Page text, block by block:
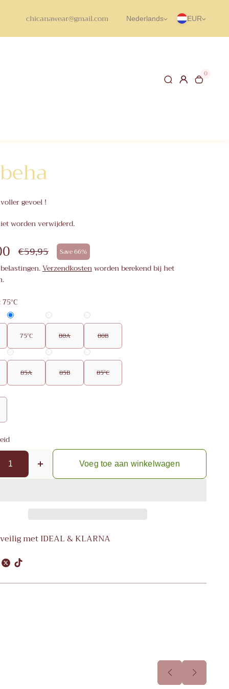
chicanawear@gmail.com Nederlands EUR
0
gevoel !
worden verwijderd.
€59,95 Save 66%
Verzendkostenworden berekend bij het
75°C
75°C 80A 80B
85A 85B 85°C
Voeg toe aan winkelwagen
met IDEAL & KLARNA